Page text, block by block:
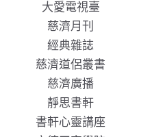
大愛電視臺
慈濟月刊
經典雜誌
慈濟道侶叢書
慈濟廣播
靜思書軒
書軒心靈講座